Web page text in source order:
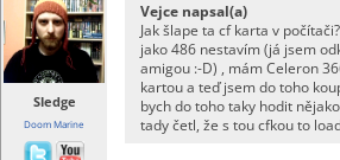
Sledge
Doom Marine
Vejce napsal(a)
Jak šlape ta cf karta v
jako 486 nestavím (já jsem
amigou :-D) , mám Celeron
kartou a teď jsem do toho
bych do toho taky hodit
tady četl, že s tou cfkou to